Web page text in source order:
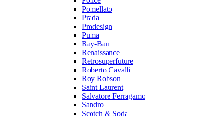
Pomellato
Prada
Prodesign
Puma
Ray-Ban
Renaissance
Retrosuperfuture
Roberto Cavalli
Roy Robson
Saint Laurent
Salvatore Ferragamo
Sandro
Scotch & Soda